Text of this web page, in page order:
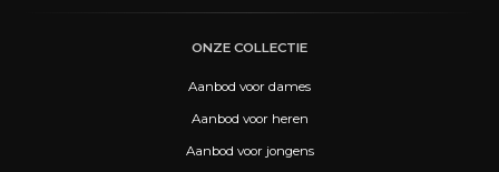
ONZE COLLECTIE
Aanbod voor dames
Aanbod voor heren
Aanbod voor jongens